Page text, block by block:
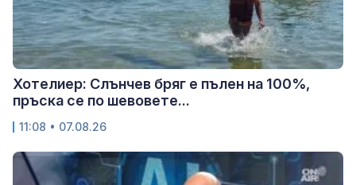
Хотелиер: Слънчев бряг е пълен на 100%,
пръска се по шевовете...
11:08 • 07.08.26